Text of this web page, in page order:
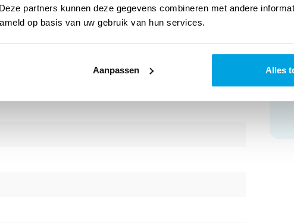
partners kunnen deze gegevens combineren met andere
op basis van uw gebruik van hun services.
Aanpassen Alles
maar ook om als muzikant te gebruiken. Bij dit
te downloaden met de unieke code in het boekje. Voor de